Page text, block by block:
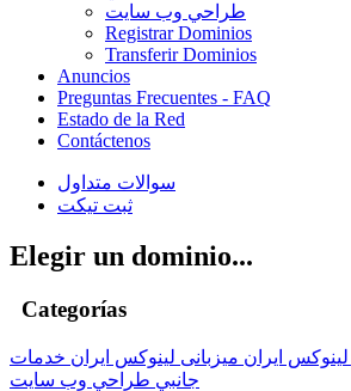
طراحي وب سايت
Registrar Dominios
Transferir Dominios
Anuncios
Preguntas Frecuentes - FAQ
Estado de la Red
Contáctenos
سوالات متداول
ثبت تیکت
Elegir un dominio...
Categorías
لینوکس ایران میزبانی لینوکس ایران خدمات
جانبي طراحي وب سايت